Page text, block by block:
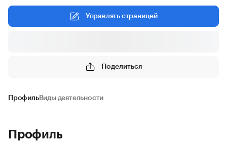
Управлять страницей
Поделиться
ПрофильВиды деятельности
Профиль